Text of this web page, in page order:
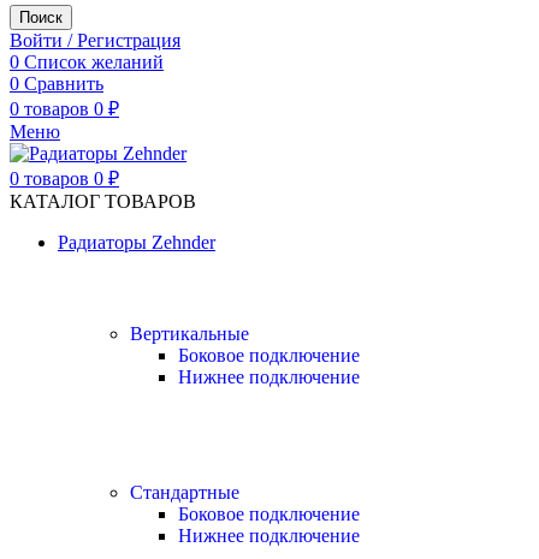
Поиск
Войти / Регистрация
0 Список желаний
0 Сравнить
0 товаров 0 ₽
Меню
0 товаров 0 ₽
КАТАЛОГ ТОВАРОВ
Радиаторы Zehnder
Вертикальные
Боковое подключение
Нижнее подключение
Стандартные
Боковое подключение
Нижнее подключение